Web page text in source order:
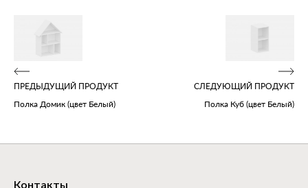
ПРЕДЫДУЩИЙ ПРОДУКТ
Полка Домик (цвет Белый)
СЛЕДУЮЩИЙ ПРОДУКТ
Полка Куб (цвет Белый)
Контакты